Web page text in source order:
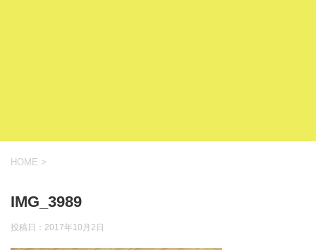
HOME >
IMG_3989
投稿日： 2017年10月2日